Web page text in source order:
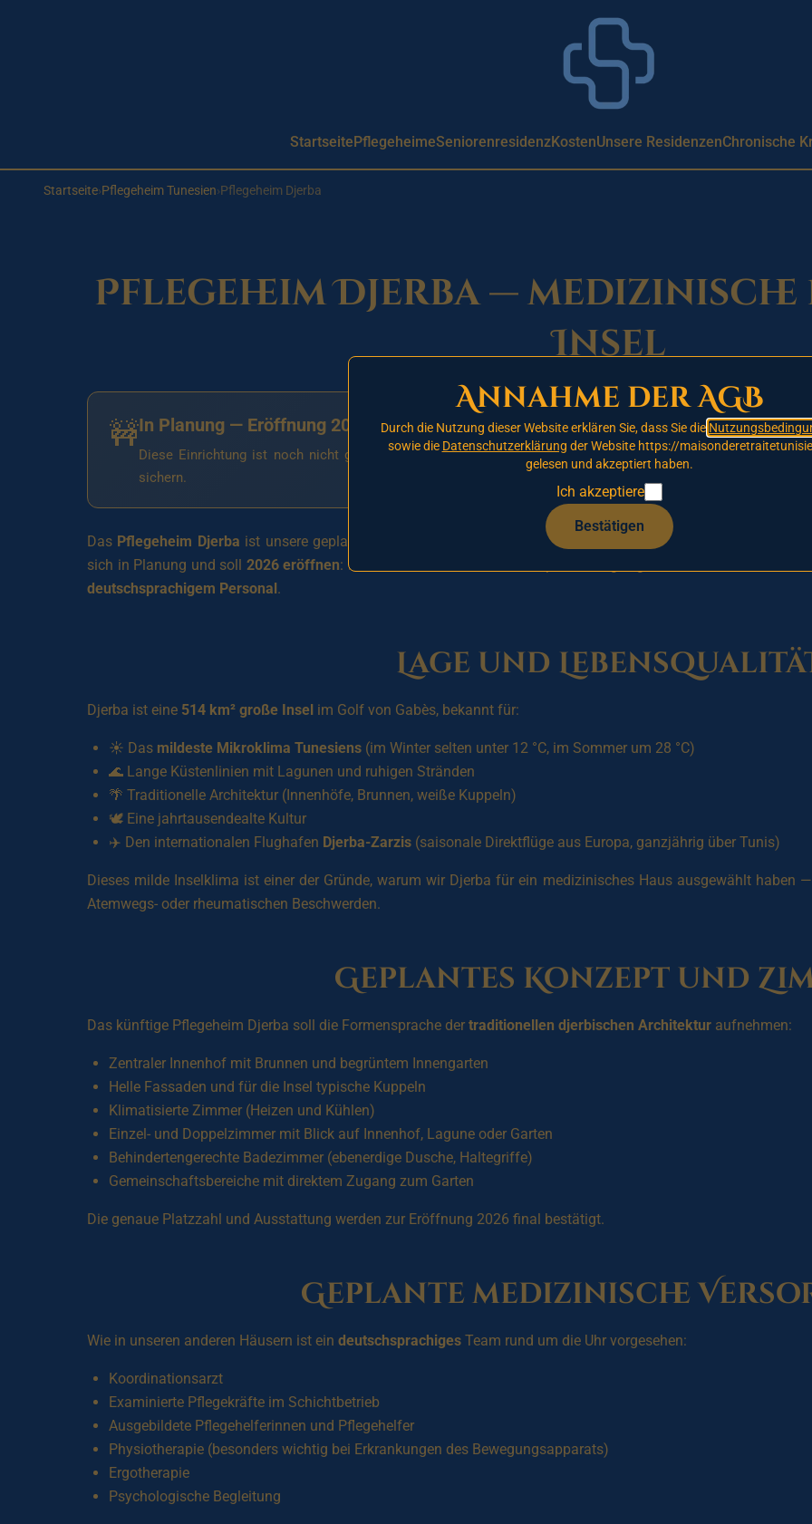
StartseitePflegeheimeSeniorenresidenzKostenUnsere ResidenzenChronische
Startseite›Pflegeheim Tunesien›Pflegeheim Djerba
Pflegeheim Djerba —
Insel
🚧In Planung — Eröffnung 2026
Diese Einrichtung ist noch nicht geöffnet.Tragen Sie sich noch heuteauf unserer Vorrangliste ein, um
sichern.
Das Pflegeheim Djerba ist unsere geplante medizinische Einrichtung auf der mildesten Insel Tunesiens
, im
sich in Planung und soll 2026 eröffnen: Es ist auf eine familiäre Atmosphäre ausgelegt und verbindet
deutschsprachigem Personal.
Lage und
Djerba ist eine 514 km² große Insel im Golf von Gabès, bekannt für:
☀️ Das mildeste Mikroklima Tunesiens (im Winter selten unter 12 °C, im Sommer um 28 °C)
🌊 Lange Küstenlinien mit Lagunen und ruhigen Stränden
🌴 Traditionelle Architektur (Innenhöfe, Brunnen, weiße Kuppeln)
🕊️ Eine jahrtausendealte Kultur
✈️ Den internationalen Flughafen Djerba-Zarzis (saisonale Direktflüge aus Europa, ganzjährig über Tunis)
Dieses milde Inselklima ist einer der Gründe, warum wir Djerba für ein medizinisches Haus ausgewählt haben
Atemwegs- oder rheumatischen Beschwerden.
Geplantes Konzept und
Das künftige Pflegeheim Djerba soll die Formensprache der traditionellen djerbischen Architektur aufnehmen:
Zentraler Innenhof mit Brunnen und begrüntem Innengarten
Helle Fassaden und für die Insel typische Kuppeln
Klimatisierte Zimmer (Heizen und Kühlen)
Einzel- und Doppelzimmer mit Blick auf Innenhof, Lagune oder Garten
Behindertengerechte Badezimmer (ebenerdige Dusche, Haltegriffe)
Gemeinschaftsbereiche mit direktem Zugang zum Garten
Die genaue Platzzahl und Ausstattung werden zur Eröffnung 2026 final bestätigt.
Geplante medizinische
Wie in unseren anderen Häusern ist ein deutschsprachiges Team rund um die Uhr vorgesehen:
Koordinationsarzt
Examinierte Pflegekräfte im Schichtbetrieb
Ausgebildete Pflegehelferinnen und Pflegehelfer
Physiotherapie (besonders wichtig bei Erkrankungen des Bewegungsapparats)
Ergotherapie
Psychologische Begleitung
Annahme der AGB
Durch die Nutzung dieser Website erklären Sie, dass Sie die
sowie die Datenschutzerklärung der Website https://
gelesen und akzeptiert haben.
Ich akzeptiere
Bestätigen